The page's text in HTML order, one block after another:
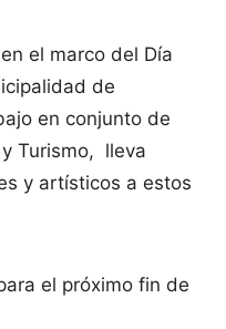
el marco del Día
de
en conjunto de
Turismo, lleva
y artísticos a estos
el próximo fin de